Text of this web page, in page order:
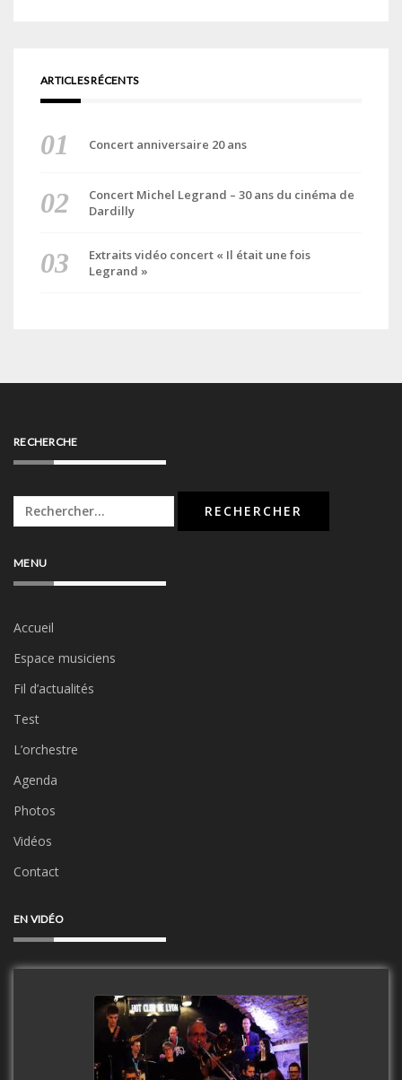
ARTICLES RÉCENTS
Concert anniversaire 20 ans
Concert Michel Legrand – 30 ans du cinéma de
Dardilly
Extraits vidéo concert « Il était une fois
Legrand »
RECHERCHE
Rechercher :
MENU
Accueil
Espace musiciens
Fil d’actualités
Test
L’orchestre
Agenda
Photos
Vidéos
Contact
EN VIDÉO
Clip Only Big Band 2019
watch video